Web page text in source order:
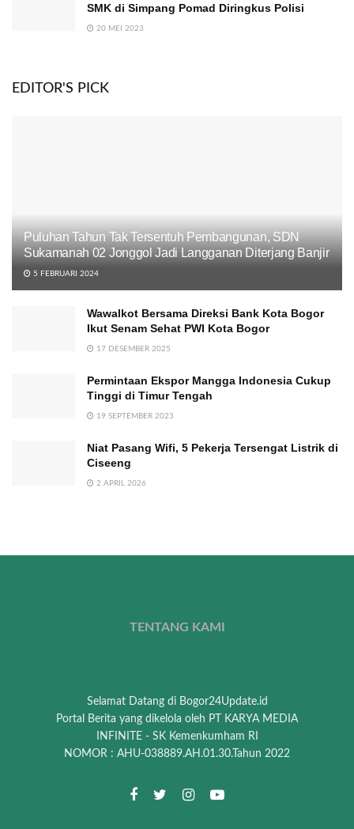
SMK di Simpang Pomad Diringkus Polisi
20 MEI 2023
EDITOR'S PICK
Puluhan Tahun Tak Tersentuh Pembangunan, SDN
Sukamanah 02 Jonggol Jadi Langganan Diterjang Banjir
5 FEBRUARI 2024
Wawalkot Bersama Direksi Bank Kota Bogor
Ikut Senam Sehat PWI Kota Bogor
17 DESEMBER 2025
Permintaan Ekspor Mangga Indonesia Cukup
Tinggi di Timur Tengah
19 SEPTEMBER 2023
Niat Pasang Wifi, 5 Pekerja Tersengat Listrik di
Ciseeng
2 APRIL 2026
TENTANG KAMI
Selamat Datang di Bogor24Update.id
Portal Berita yang dikelola oleh PT KARYA MEDIA
INFINITE - SK Kemenkumham RI
NOMOR : AHU-038889.AH.01.30.Tahun 2022